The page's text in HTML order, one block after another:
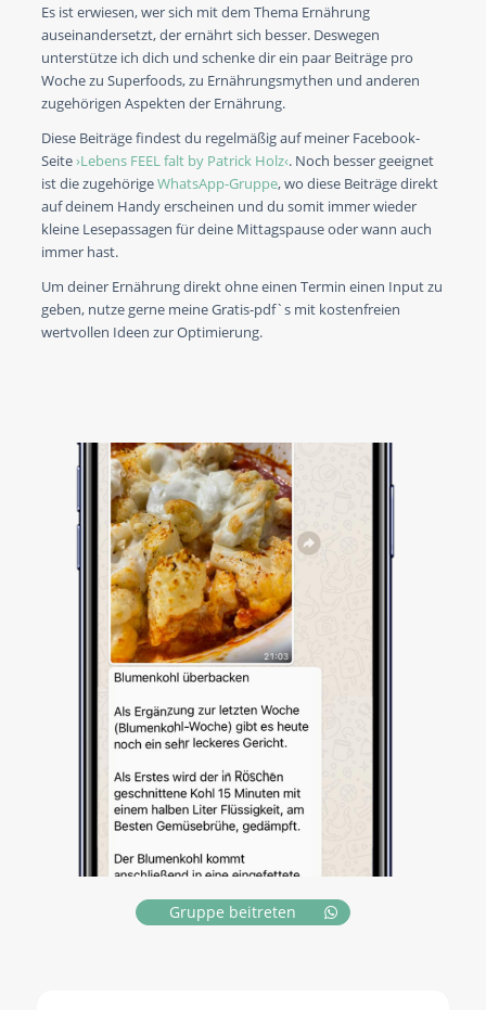
Es ist erwiesen, wer sich mit dem Thema Ernährung
auseinandersetzt, der ernährt sich besser. Deswegen
unterstütze ich dich und schenke dir ein paar Beiträge pro
Woche zu Superfoods, zu Ernährungsmythen und anderen
zugehörigen Aspekten der Ernährung.
Diese Beiträge findest du regelmäßig auf meiner Facebook-
Seite›Lebens FEEL falt by Patrick Holz‹. Noch besser geeignet
ist die zugehörigeWhatsApp-Gruppe, wo diese Beiträge direkt
auf deinem Handy erscheinen und du somit immer wieder
kleine Lesepassagen für deine Mittagspause oder wann auch
immer hast.
Um deiner Ernährung direkt ohne einen Termin einen Input zu
geben, nutze gerne meine Gratis-pdf`s mit kostenfreien
wertvollen Ideen zur Optimierung.
Gruppe beitreten